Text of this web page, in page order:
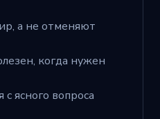
а не отменяют
когда нужен
с ясного вопроса